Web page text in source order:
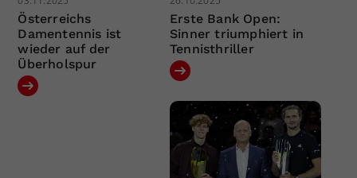
Österreichs
Damentennis ist
wieder auf der
Überholspur
Erste Bank Open:
Sinner triumphiert in
Tennisthriller